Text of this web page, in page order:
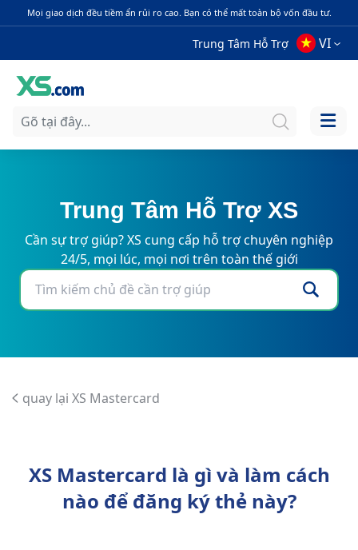
Mọi giao dịch đều tiềm ẩn rủi ro cao. Bạn có thể mất toàn bộ vốn đầu tư.
Trung Tâm Hỗ Trợ VI
Trung Tâm Hỗ Trợ XS
Cần sự trợ giúp? XS cung cấp hỗ trợ chuyên nghiệp
24/5, mọi lúc, mọi nơi trên toàn thế giới
quay lại XS Mastercard
XS Mastercard là gì và làm cách
nào để đăng ký thẻ này?